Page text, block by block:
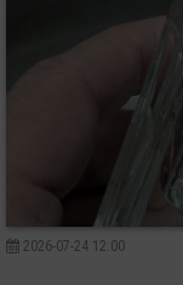
2026-07-24 12:00